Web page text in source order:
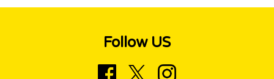
Follow US